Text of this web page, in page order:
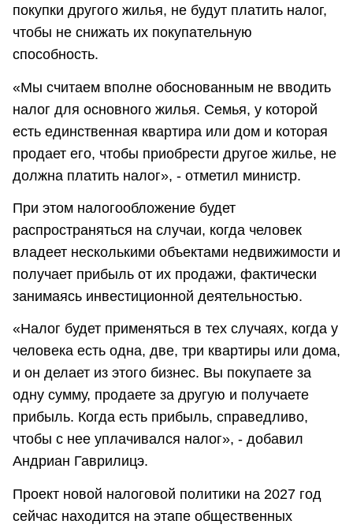
покупки другого жилья, не будут платить налог,
чтобы не снижать их покупательную
способность.
«Мы считаем вполне обоснованным не вводить
налог для основного жилья. Семья, у которой
есть единственная квартира или дом и которая
продает его, чтобы приобрести другое жилье, не
должна платить налог», - отметил министр.
При этом налогообложение будет
распространяться на случаи, когда человек
владеет несколькими объектами недвижимости и
получает прибыль от их продажи, фактически
занимаясь инвестиционной деятельностью.
«Налог будет применяться в тех случаях, когда у
человека есть одна, две, три квартиры или дома,
и он делает из этого бизнес. Вы покупаете за
одну сумму, продаете за другую и получаете
прибыль. Когда есть прибыль, справедливо,
чтобы с нее уплачивался налог», - добавил
Андриан Гаврилицэ.
Проект новой налоговой политики на 2027 год
сейчас находится на этапе общественных